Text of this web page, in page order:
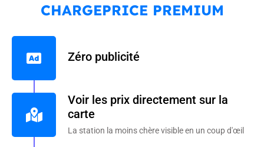
CHARGEPRICE PREMIUM
Zéro publicité
Voir les prix directement sur la
carte
La station la moins chère visible en un coup d'œil